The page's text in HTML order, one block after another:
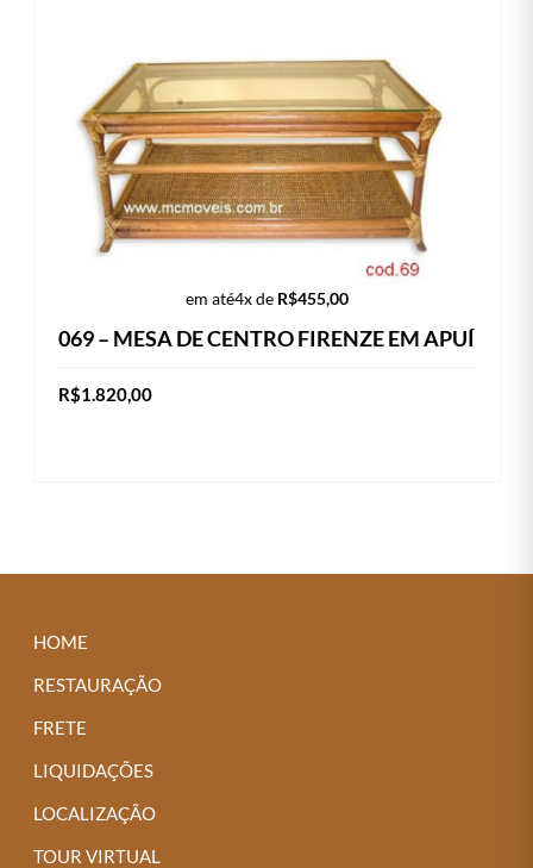
em até4x de R$455,00
069 – MESA DE CENTRO FIRENZE EM APUÍ
R$1.820,00
HOME
RESTAURAÇÃO
FRETE
LIQUIDAÇÕES
LOCALIZAÇÃO
TOUR VIRTUAL